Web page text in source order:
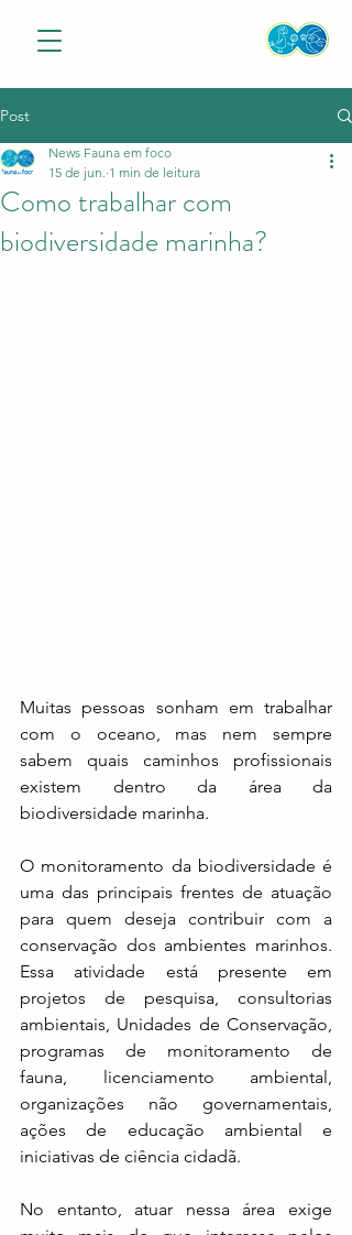
Post
Como trabalhar com
biodiversidade marinha?
News Fauna em foco
15 de jun. 1 min de leitura
Muitas pessoas sonham em trabalhar
com o oceano, mas nem sempre
sabem quais caminhos profissionais
existem dentro da área da
biodiversidade marinha.
O monitoramento da biodiversidade é
uma das principais frentes de atuação
para quem deseja contribuir com a
conservação dos ambientes marinhos.
Essa atividade está presente em
projetos de pesquisa, consultorias
ambientais, Unidades de Conservação,
programas de monitoramento de
fauna, licenciamento ambiental,
organizações não governamentais,
ações de educação ambiental e
iniciativas de ciência cidadã.
No entanto, atuar nessa área exige